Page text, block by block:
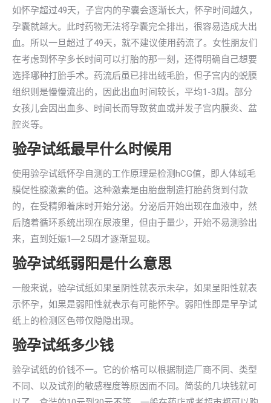
如怀孕超过49天，子宫内的孕囊会逐渐长大，怀孕时间越久，
孕囊就越大。此时药物无法将孕囊完全排出，很容易造成大出
血。所以一旦超过了49天，就不建议使用药流了。女性朋友们
在考虑到怀孕多长时间可以打胎的那一刻，还得明确自己想要
选择哪种打胎手术。药流后虽已排出绒毛胎，但子宫内的蜕膜
组织则是慢慢流出的，因此出血时间较长，平均1-3周。部分
女孩儿会因出血多、时间长而导致贫血或并发子宫内膜炎、盆
腔炎等。
验孕试纸最早什么时候用
使用验孕试纸怀孕自测的工作原理是检测hCG值，即人体绒毛
膜促性腺激素的值。这种激素是由胎盘制造打胎药货到付款
的，在受精卵着床时开始分泌。分泌后开始出现在血液中，然
后随着循环系统出现在尿液里，但由于量少，开始不易测验出
来，直到妊娠1―2.5周才逐渐显现。
验孕试纸弱阳是什么意思
一般来说，验孕试纸如果呈阴性就表示未孕，如果呈阳性就表
示怀孕，如果是弱阳性就表示有可能怀孕。弱阳性即是早孕试
纸上的检测区色带仅隐隐出现。
验孕试纸多少钱
验孕试纸的价钱不一。它的价格可以根据制造厂商不同、类型
不同、以及试剂的敏感程度等原因而不同。简装的几块钱就可